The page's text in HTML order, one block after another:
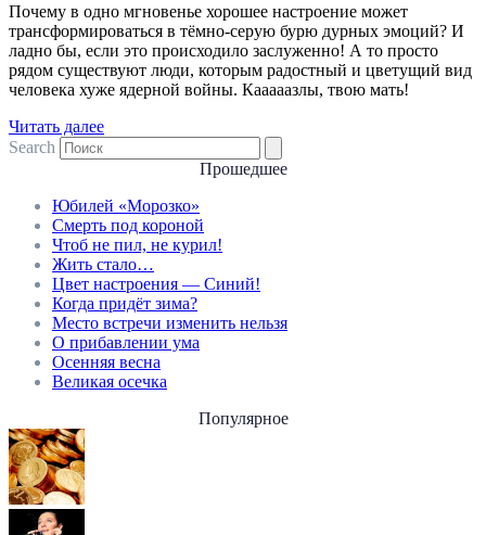
Почему в одно мгновенье хорошее настроение может
трансформироваться в тёмно-серую бурю дурных эмоций? И
ладно бы, если это происходило заслуженно! А то просто
рядом существуют люди, которым радостный и цветущий вид
человека хуже ядерной войны. Кааааазлы, твою мать!
Читать далее
Search
Прошедшее
Юбилей «Морозко»
Смерть под короной
Чтоб не пил, не курил!
Жить стало…
Цвет настроения — Синий!
Когда придёт зима?
Место встречи изменить нельзя
О прибавлении ума
Осенняя весна
Великая осечка
Популярное